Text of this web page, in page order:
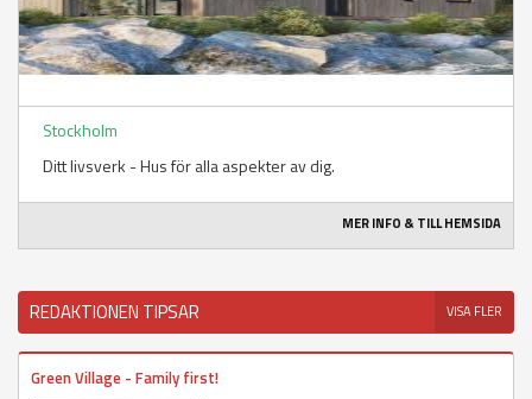
Stockholm
Ditt livsverk - Hus för alla aspekter av dig.
MER INFO & TILL HEMSIDA
REDAKTIONEN TIPSAR VISA FLER
Green Village - Family first!